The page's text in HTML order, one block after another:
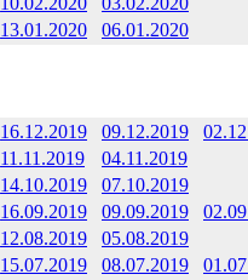
13.01.2020 06.01.2020
16.12.2019 09.12.2019
11.11.2019
04.11.2019
14.10.2019
07.10.2019
16.09.2019 09.09.2019
12.08.2019
05.08.2019
15.07.2019 08.07.2019